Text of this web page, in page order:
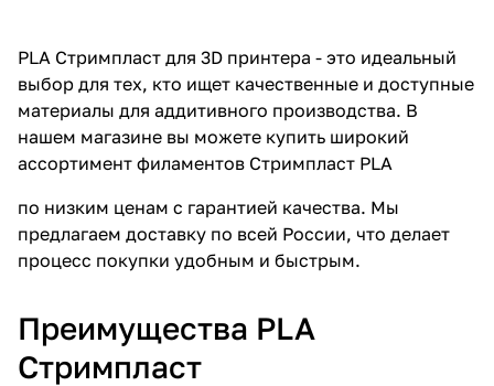
PLA Стримпласт для 3D принтера - это идеальный
выбор для тех, кто ищет качественные и доступные
материалы для аддитивного производства. В
нашем магазине вы можете купить широкий
ассортимент филаментов Стримпласт PLA
по низким ценам с гарантией качества. Мы
предлагаем доставку по всей России, что делает
процесс покупки удобным и быстрым.
Преимущества PLA
Стримпласт